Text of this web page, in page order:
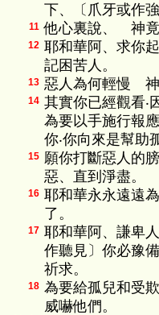
下、〔爪牙或作強
11 他心裏說、 神竟
12 耶和華阿、求你
記困苦人。
13 惡人為何輕慢 神
14 其實你已經觀看‧
為要以手施行報
你‧你向來是幫助
15 願你打斷惡人的
惡、直到淨盡。
16 耶和華永永遠遠
了。
17 耶和華阿、謙卑
作聽見〕你必豫
祈求。
18 為要給孤兒和受
威嚇他們。